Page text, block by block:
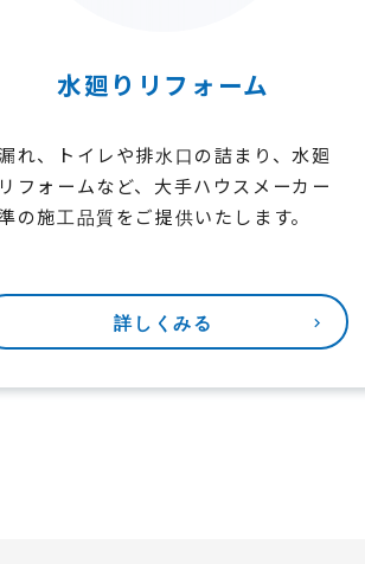
水廻りリフォーム
れ、トイレや排水口の詰まり、水廻
フォームなど、大手ハウスメーカー
の施工品質をご提供いたします。
詳しくみる